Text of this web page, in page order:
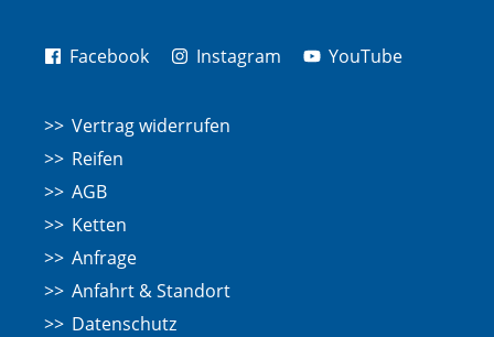
Facebook Instagram YouTube
Vertrag widerrufen
Reifen
AGB
Ketten
Anfrage
Anfahrt & Standort
Datenschutz